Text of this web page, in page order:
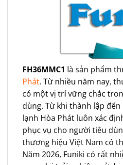
FH36MMC1 là sản phẩm
Phát. Từ nhiều năm nay,
có một vị trí vững chắc
dùng. Từ khi thành lập đến
lạnh Hòa Phát luôn xác
phục vụ cho người tiêu
thương hiệu Việt Nam có
Năm 2026, Funiki có rất